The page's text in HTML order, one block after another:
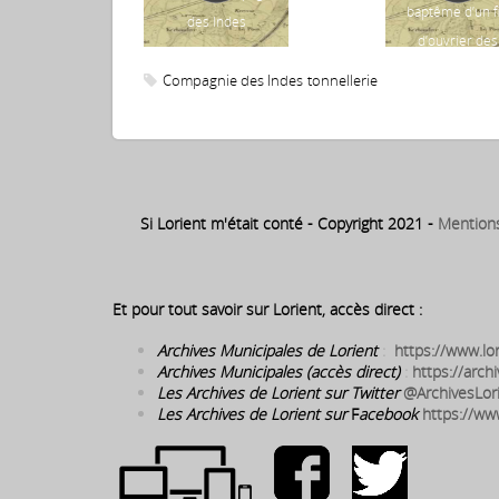
des Indes
baptême d’un
d’ouvrier des
Compagnie des Indes tonnellerie
Si Lorient m'était conté - Copyright 2021 -
Et pour tout savoir sur Lorient, accès direct :
Archives Municipales de Lorient
https://
Archives Municipales (accès direct): https://
Les Archives de Lorient sur Twitter
Les Archives de Lorient sur Facebook https://